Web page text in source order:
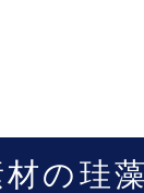
材の珪